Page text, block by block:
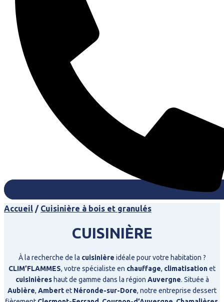
Accueil / Cuisinière à bois et granulés
CUISINIÈRE
À la recherche de la cuisinière idéale pour votre habitation ?
CLIM’FLAMMES, votre spécialiste en chauffage, climatisationet
cuisinièreshaut de gamme dans la région Auvergne. Située à
Aubière, Ambertet Néronde-sur-Dore, notre entreprise dessert